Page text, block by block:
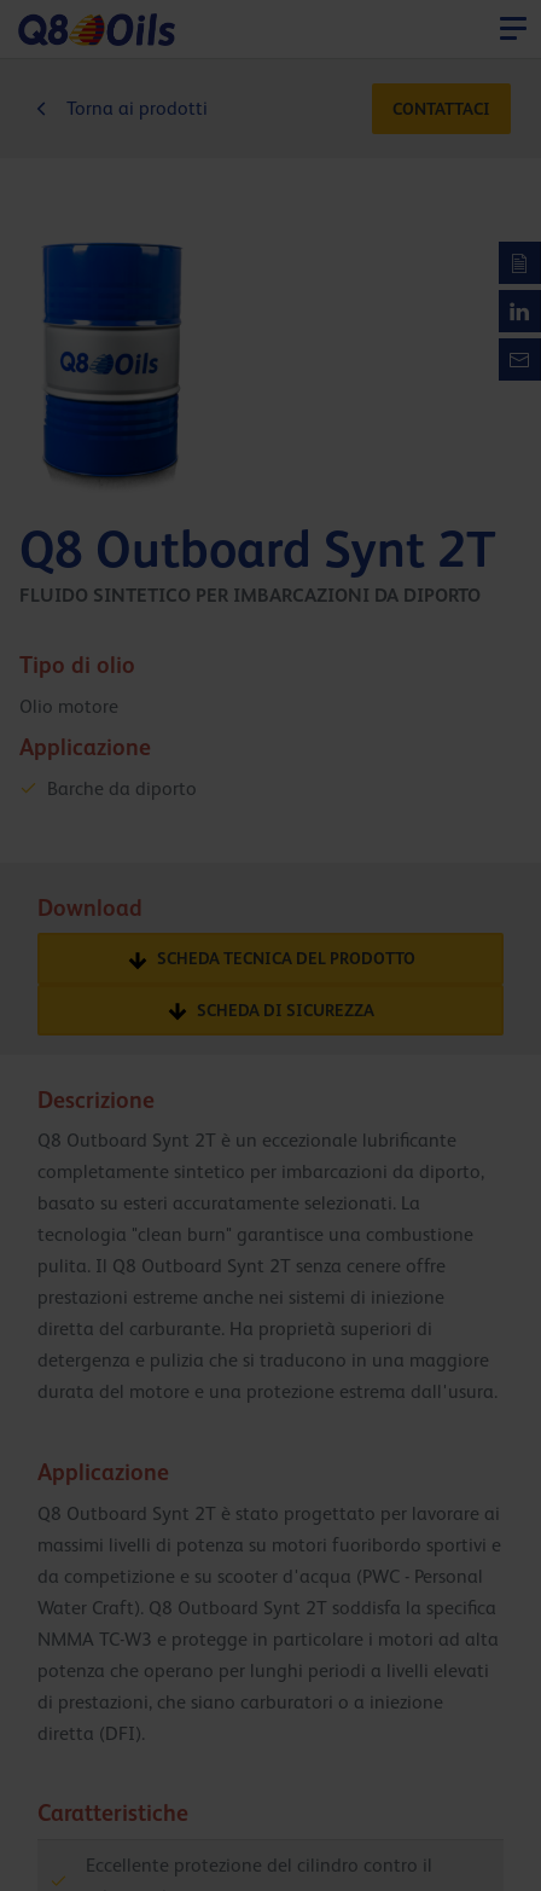
Torna ai prodotti CONTATTACI
Q8 Outboard Synt 2T
FLUIDO SINTETICO PER IMBARCAZIONI DA DIPORTO
Tipo di olio
Olio motore
Applicazione
Barche da diporto
Download
SCHEDA TECNICA DEL PRODOTTO
SCHEDA DI SICUREZZA
Descrizione
Q8 Outboard Synt 2T è un eccezionale lubrificante
completamente sintetico per imbarcazioni da diporto,
basato su esteri accuratamente selezionati. La
tecnologia "clean burn" garantisce una combustione
pulita. Il Q8 Outboard Synt 2T senza cenere offre
prestazioni estreme anche nei sistemi di iniezione
diretta del carburante. Ha proprietà superiori di
detergenza e pulizia che si traducono in una maggiore
durata del motore e una protezione estrema dall'usura.
Applicazione
Q8 Outboard Synt 2T è stato progettato per lavorare ai
massimi livelli di potenza su motori fuoribordo sportivi e
da competizione e su scooter d'acqua (PWC - Personal
Water Craft). Q8 Outboard Synt 2T soddisfa la specifica
NMMA TC-W3 e protegge in particolare i motori ad alta
potenza che operano per lunghi periodi a livelli elevati
di prestazioni, che siano carburatori o a iniezione
diretta (DFI).
Caratteristiche
Eccellente protezione del cilindro contro il